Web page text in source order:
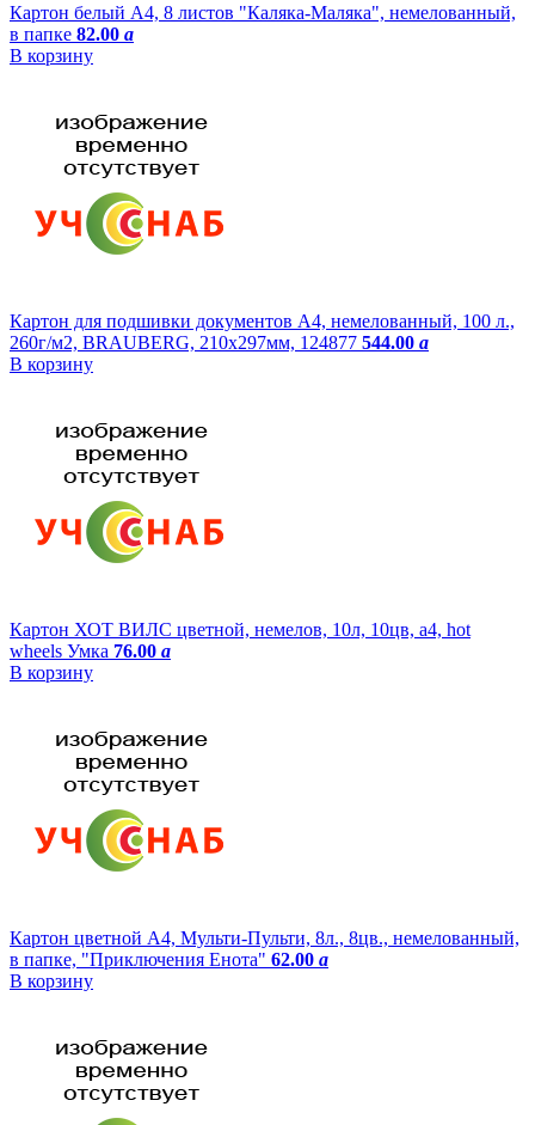
Картон белый А4, 8 листов "Каляка-Маляка", немелованный,
в папке 82.00 a
В корзину
Картон для подшивки документов А4, немелованный, 100 л.,
260г/м2, BRAUBERG, 210х297мм, 124877 544.00 a
В корзину
Картон ХОТ ВИЛС цветной, немелов, 10л, 10цв, а4, hot
wheels Умка 76.00 a
В корзину
Картон цветной A4, Мульти-Пульти, 8л., 8цв., немелованный,
в папке, "Приключения Енота" 62.00 a
В корзину